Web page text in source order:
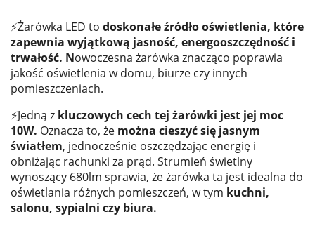
⚡Żarówka LED to doskonałe źródło oświetlenia, które
zapewnia wyjątkową jasność, energooszczędność i
trwałość. Nowoczesna żarówka znacząco poprawia
jakość oświetlenia w domu, biurze czy innych
pomieszczeniach.
⚡Jedną z kluczowych cech tej żarówki jest jej moc
10W. Oznacza to, że można cieszyć się jasnym
światłem, jednocześnie oszczędzając energię i
obniżając rachunki za prąd. Strumień świetlny
wynoszący 680lm sprawia, że żarówka ta jest idealna do
oświetlania różnych pomieszczeń, w tym kuchni,
salonu, sypialni czy biura.